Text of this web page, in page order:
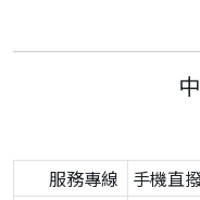
服務專線
手機直